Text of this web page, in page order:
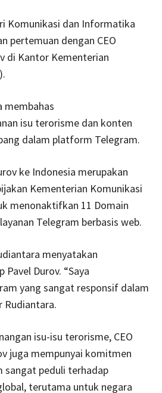
Komunikasi dan Informatika
pertemuan dengan CEO
di Kantor Kementerian
membahas
isu terorisme dan konten
dalam platform Telegram.
ke Indonesia merupakan
Kementerian Komunikasi
menonaktifkan 11 Domain
Telegram berbasis web.
menyatakan
Pavel Durov. “Saya
yang sangat responsif dalam
Rudiantara.
isu-isu terorisme, CEO
juga mempunyai komitmen
sangat peduli terhadap
terutama untuk negara